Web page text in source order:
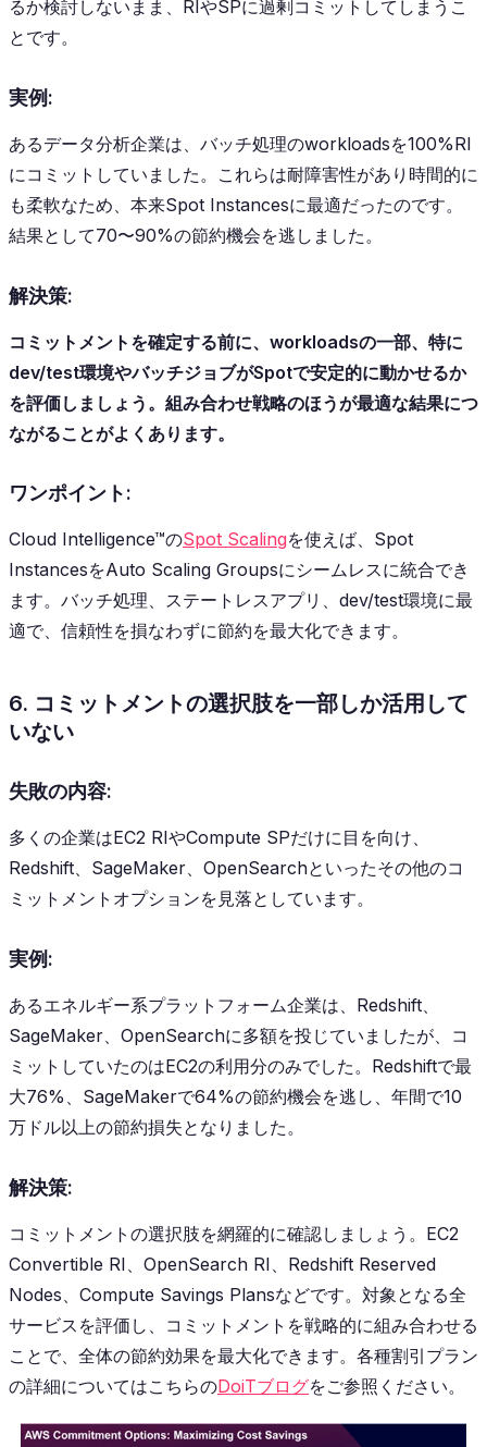
るか検討しないまま、RIやSPに過剰コミットしてしまうこ
とです。
実例:
あるデータ分析企業は、バッチ処理のworkloadsを100%RI
にコミットしていました。これらは耐障害性があり時間的に
も柔軟なため、本来Spot Instancesに最適だったのです。
結果として70〜90%の節約機会を逃しました。
解決策:
コミットメントを確定する前に、workloadsの一部、特に
dev/test環境やバッチジョブがSpotで安定的に動かせるか
を評価しましょう。組み合わせ戦略のほうが最適な結果につ
ながることがよくあります。
ワンポイント:
Cloud Intelligence™のSpot Scalingを使えば、Spot
InstancesをAuto Scaling Groupsにシームレスに統合でき
ます。バッチ処理、ステートレスアプリ、dev/test環境に最
適で、信頼性を損なわずに節約を最大化できます。
6. コミットメントの選択肢を一部しか活用して
いない
失敗の内容:
多くの企業はEC2 RIやCompute SPだけに目を向け、
Redshift、SageMaker、OpenSearchといったその他のコ
ミットメントオプションを見落としています。
実例:
あるエネルギー系プラットフォーム企業は、Redshift、
SageMaker、OpenSearchに多額を投じていましたが、コ
ミットしていたのはEC2の利用分のみでした。Redshiftで最
大76%、SageMakerで64%の節約機会を逃し、年間で10
万ドル以上の節約損失となりました。
解決策:
コミットメントの選択肢を網羅的に確認しましょう。EC2
Convertible RI、OpenSearch RI、Redshift Reserved
Nodes、Compute Savings Plansなどです。対象となる全
サービスを評価し、コミットメントを戦略的に組み合わせる
ことで、全体の節約効果を最大化できます。各種割引プラン
の詳細についてはこちらのDoiTブログをご参照ください。